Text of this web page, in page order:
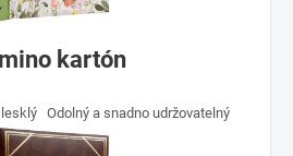
kartón
Odolný a snadno udržovatelný